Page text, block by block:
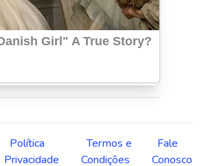
Política
Privacidade
Termos e
Condições
Fale
Conosco